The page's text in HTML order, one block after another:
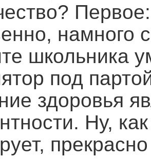
намного
школьника
под
здоровья
Ну,